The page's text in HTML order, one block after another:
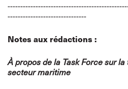
-------------------------------
Notes aux rédactions :
À propos de la Task Force sur
secteur maritime